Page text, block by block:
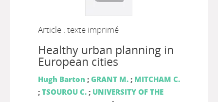
Article : texte imprimé
Healthy urban planning in
European cities
Hugh Barton ; GRANT M.; MITCHAM C.
; TSOUROU C.; UNIVERSITY OF THE